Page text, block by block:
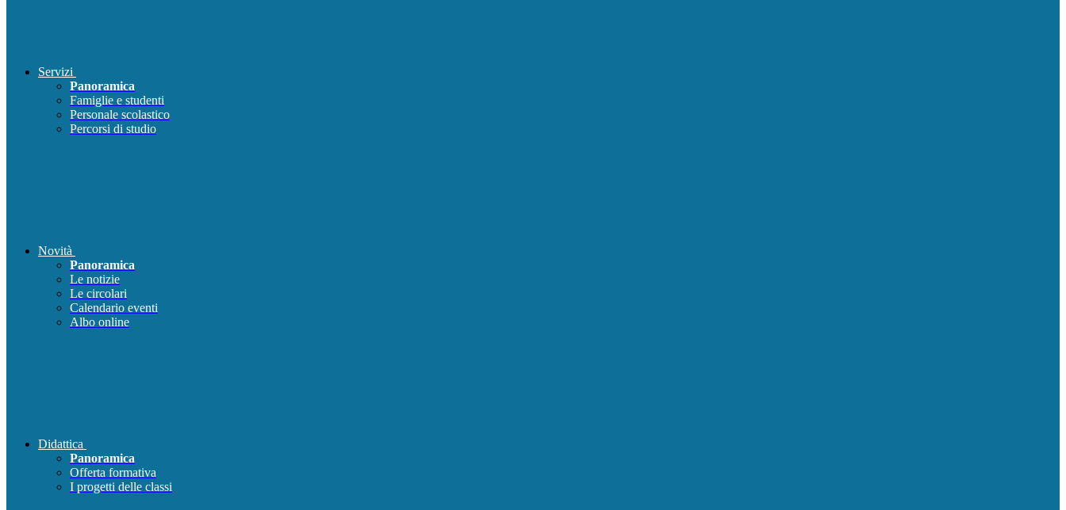
Servizi
Panoramica
Famiglie e studenti
Personale scolastico
Percorsi di studio
Novità
Panoramica
Le notizie
Le circolari
Calendario eventi
Albo online
Didattica
Panoramica
Offerta formativa
I progetti delle classi